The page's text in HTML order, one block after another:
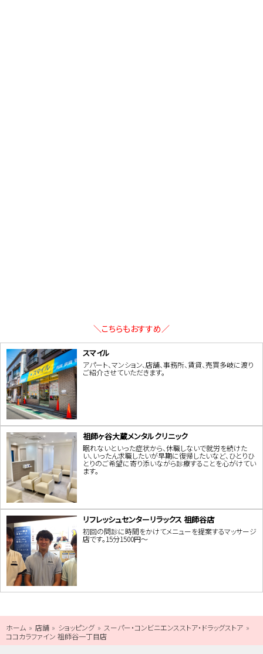
＼こちらもおすすめ／
スマイル
アパート、マンション、店舗、事務所、賃貸、売買多岐に渡り
ご紹介させていただきます。
祖師ヶ谷大蔵メンタルクリニック
眠れないといった症状から、休職しないで就労を続けた
い、いったん求職したいが早期に復帰したいなど、ひとりひ
とりのご希望に寄り添いながら診療することを心がけてい
ます。
リフレッシュセンターリラックス 祖師谷店
初回の問診に時間をかけてメニューを提案するマッサージ
店です。15分1500円～
ホーム 店舗 ショッピング
スーパー・コンビニエンスストア・ドラッグストア
ココカラファイン 祖師谷一丁目店